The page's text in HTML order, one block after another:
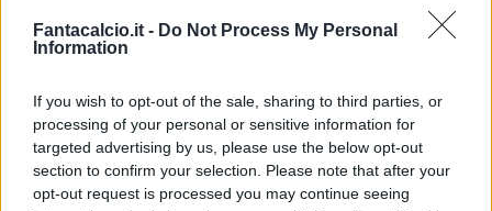
Fantacalcio.it - Do Not Process My Personal
Information
If you wish to opt-out of the sale, sharing to third parties, or
processing of your personal or sensitive information for
targeted advertising by us, please use the below opt-out
section to confirm your selection. Please note that after your
opt-out request is processed you may continue seeing
Torino al centrocampista del Milan e della
centrocampista della Juventus Nicolò Fagioli
(oggi alla Fiorentina), diversi calciatori di Serie A
avrebbero puntato somme ingenti su
piattaforme illegali di scommesse online.